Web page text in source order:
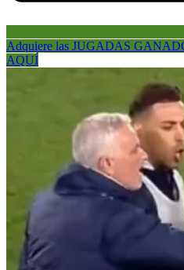
Adquiere las JUGADAS
AQUÍ